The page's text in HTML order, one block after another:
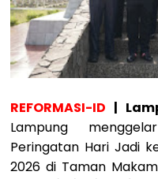
REFORMASI-ID |
Lampung
Peringatan Hari Jadi
2026 di Taman